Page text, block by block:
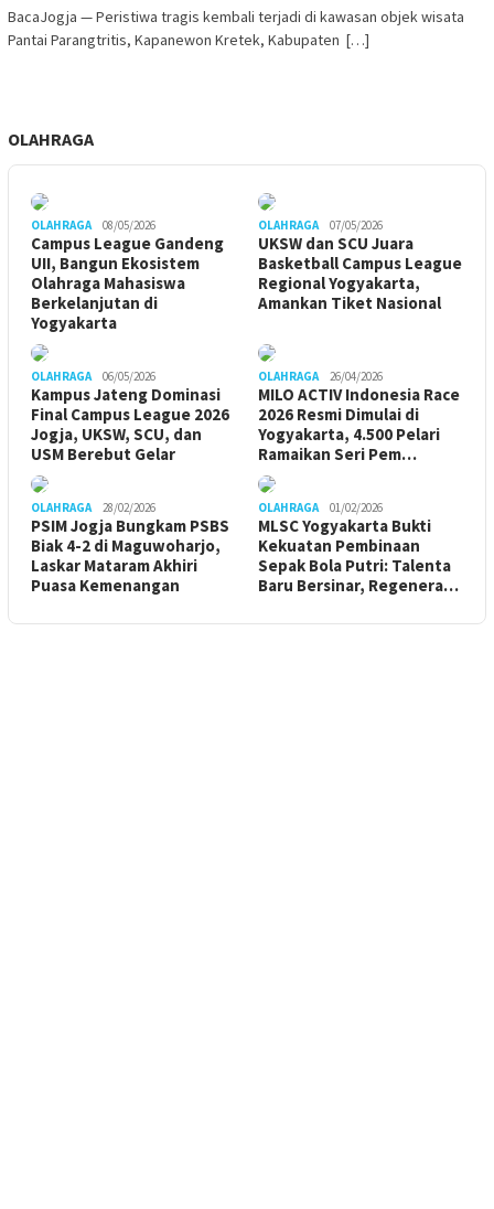
BacaJogja — Peristiwa tragis kembali terjadi di kawasan objek wisata
Pantai Parangtritis, Kapanewon Kretek, Kabupaten […]
OLAHRAGA
OLAHRAGA 08/05/2026
Campus League Gandeng
UII, Bangun Ekosistem
Olahraga Mahasiswa
Berkelanjutan di
Yogyakarta
OLAHRAGA 07/05/2026
UKSW dan SCU Juara
Basketball Campus League
Regional Yogyakarta,
Amankan Tiket Nasional
OLAHRAGA 06/05/2026
Kampus Jateng Dominasi
Final Campus League 2026
Jogja, UKSW, SCU, dan
USM Berebut Gelar
OLAHRAGA 26/04/2026
MILO ACTIV Indonesia Race
2026 Resmi Dimulai di
Yogyakarta, 4.500 Pelari
Ramaikan Seri Pem…
OLAHRAGA 28/02/2026
PSIM Jogja Bungkam PSBS
Biak 4-2 di Maguwoharjo,
Laskar Mataram Akhiri
Puasa Kemenangan
OLAHRAGA 01/02/2026
MLSC Yogyakarta Bukti
Kekuatan Pembinaan
Sepak Bola Putri: Talenta
Baru Bersinar, Regenera…